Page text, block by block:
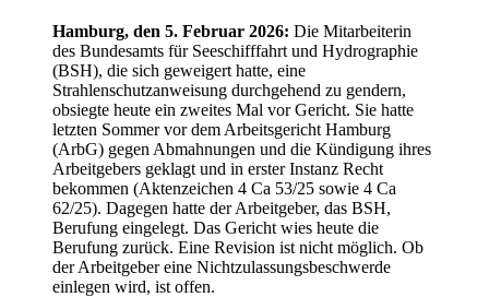
Hamburg, den 5. Februar 2026: Die Mitarbeiterin
des Bundesamts für Seeschifffahrt und Hydrographie
(BSH), die sich geweigert hatte, eine
Strahlenschutzanweisung durchgehend zu gendern,
obsiegte heute ein zweites Mal vor Gericht. Sie hatte
letzten Sommer vor dem Arbeitsgericht Hamburg
(ArbG) gegen Abmahnungen und die Kündigung ihres
Arbeitgebers geklagt und in erster Instanz Recht
bekommen (Aktenzeichen 4 Ca 53/25 sowie 4 Ca
62/25). Dagegen hatte der Arbeitgeber, das BSH,
Berufung eingelegt. Das Gericht wies heute die
Berufung zurück. Eine Revision ist nicht möglich. Ob
der Arbeitgeber eine Nichtzulassungsbeschwerde
einlegen wird, ist offen.